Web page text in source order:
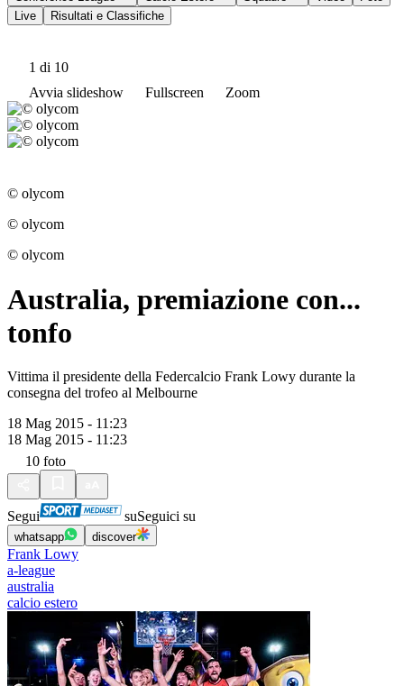
Live
Risultati e Classifiche
1 di 10
Avvia slideshow
Fullscreen Zoom
© olycom
© olycom
© olycom
Australia, premiazione con...
tonfo
Vittima il presidente della Federcalcio Frank Lowy durante la
consegna del trofeo al Melbourne
18 Mag 2015 - 11:23
18 Mag 2015 - 11:23
10 foto
Segui suSeguici su
whatsapp discover
Frank Lowy
a-league
australia
calcio estero